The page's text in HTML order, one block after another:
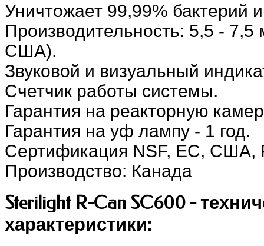
Уничтожает 99,99% бактерий
Производительность: 5,5 -
США).
Звуковой и визуальный
Счетчик работы системы.
Гарантия на реакторную
Гарантия на уф лампу - 1 год.
Сертификация NSF, ЕС, США,
Производство: Канада
Sterilight R-Can SC600 -
характеристики: